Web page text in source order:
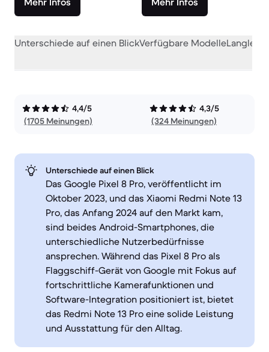
Unterschiede auf einen BlickVerfügbare Modelle
4,4/5
(1705 Meinungen)
4,3/5
(324 Meinungen)
Unterschiede auf einen Blick
Das Google Pixel 8 Pro, veröffentlicht im
Oktober 2023, und das Xiaomi Redmi Note 13
Pro, das Anfang 2024 auf den Markt kam,
sind beides Android-Smartphones, die
unterschiedliche Nutzerbedürfnisse
ansprechen. Während das Pixel 8 Pro als
Flaggschiff-Gerät von Google mit Fokus auf
fortschrittliche Kamerafunktionen und
Software-Integration positioniert ist, bietet
das Redmi Note 13 Pro eine solide Leistung
und Ausstattung für den Alltag.